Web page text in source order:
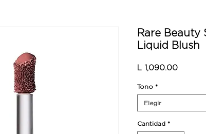
Rare Beauty
Liquid Blush
L 1,090.00Precio
Tono *
Elegir
Cantidad *